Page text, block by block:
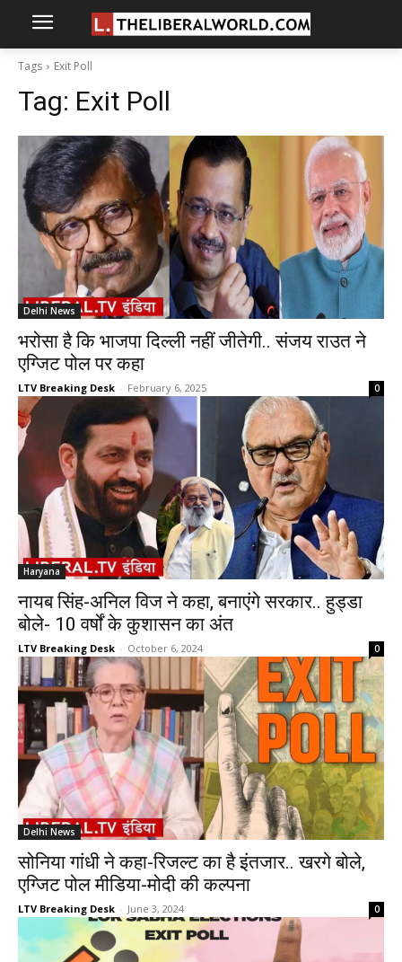
Tags Exit Poll
Tag: Exit Poll
Delhi News
भरोसा है कि भाजपा दिल्ली नहीं जीतेगी.. संजय राउत ने
एग्जिट पोल पर कहा
LTV Breaking Desk - February 6, 2025 0
Haryana
नायब सिंह-अनिल विज ने कहा, बनाएंगे सरकार.. हुड्डा
बोले- 10 वर्षों के कुशासन का अंत
LTV Breaking Desk - October 6, 2024 0
Delhi News
सोनिया गांधी ने कहा-रिजल्ट का है इंतजार.. खरगे बोले,
एग्जिट पोल मीडिया-मोदी की कल्पना
LTV Breaking Desk - June 3, 2024 0